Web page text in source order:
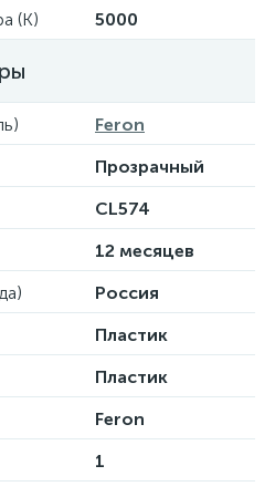
(К) 5000
Feron
Прозрачный
CL574
12 месяцев
Россия
Пластик
Пластик
Feron
1